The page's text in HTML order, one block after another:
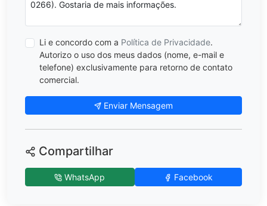
Li e concordo com a Política de Privacidade.
Autorizo o uso dos meus dados (nome, e-mail e
telefone) exclusivamente para retorno de contato
comercial.
Enviar Mensagem
Compartilhar
WhatsApp Facebook